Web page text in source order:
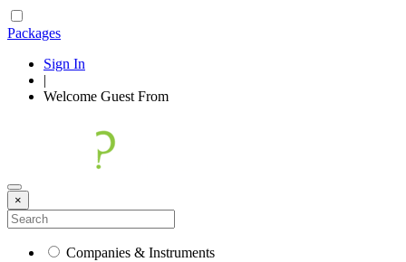
Packages
Sign In
|
Welcome Guest From
×
Companies & Instruments